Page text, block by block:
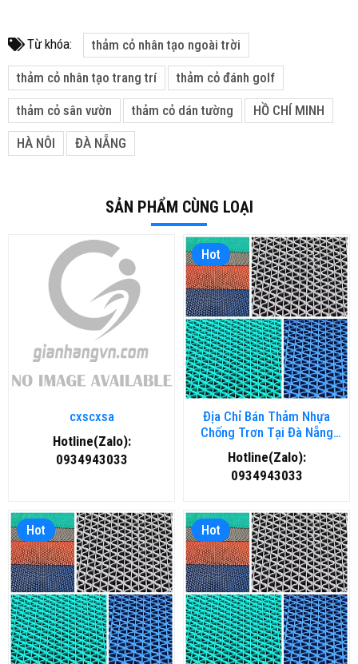
Từ khóa: thảm cỏ nhân tạo ngoài trời
thảm cỏ nhân tạo trang trí thảm cỏ đánh golf
thảm cỏ sân vườn thảm cỏ dán tường HỒ CHÍ MINH
HÀ NÔI ĐÀ NẴNG
SẢN PHẨM CÙNG LOẠI
cxscxsa
Hotline(Zalo):
0934943033
Hot
Địa Chỉ Bán Thảm Nhựa
Chống Trơn Tại Đà Nẵng
Chất Lượng, Giá Rẻ
Hotline(Zalo):
0934943033
Hot Hot